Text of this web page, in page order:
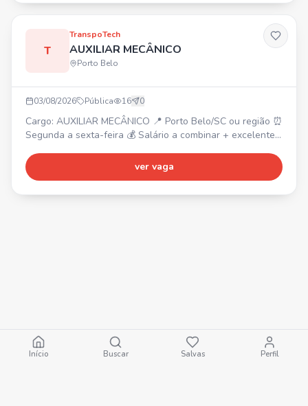
T
TranspoTech
AUXILIAR MECÂNICO
Porto Belo
03/08/2026 Pública 16 0
Cargo: AUXILIAR MECÂNICO 📍 Porto Belo/SC ou região ⏰
Segunda a sexta-feira 💰 Salário a combinar + excelente
noção de mecânica • CNH categoria B válida •
Organização, comprometimento e vontade de aprender
ver vaga
Início Buscar Salvas Perfil